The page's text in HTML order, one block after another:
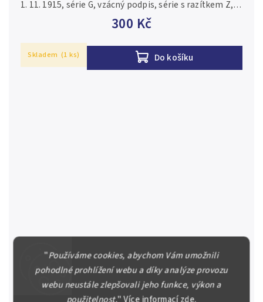
"Používáme cookies, abychom Vám umožnili
pohodlné prohlížení webu a díky analýze provozu
webu neustále zlepšovali jeho funkce, výkon a
300 Kč
Do košíku
1. 11. 1915, série G, vzácný podpis, série s razítkem Z,
Skladem (1 ks)
Německá Východní Afrika, 1 Rupie 1. 11. 1915, série G,
R.918e
Německá Východní Afrika / German East Africa 1 Rupie
1. 11. 1915, série G, R.918e, v případě konkrétního čísla